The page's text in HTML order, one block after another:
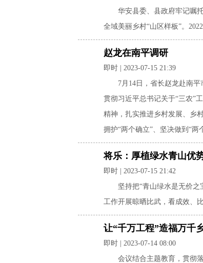
华安县委、县政府牢记嘱
全域美丽乡村“山区样板”。
赵龙在南平调研
即时 | 2023-07-15 21:39
7月14日，省长赵龙赴南
贯彻习近平总书记关于“三农”
精神，扎实推进乡村发展、乡
拥护“两个确立”、坚决做到“两
将乐：厚植绿水青山优
即时 | 2023-07-15 21:42
坚持把“青山绿水是无价
工作开展晾晒比武，看成效、
让“千万工程”造福万千
即时 | 2023-07-14 08:00
会议结合主题教育，贯彻